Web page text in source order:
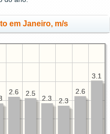
em Janeiro, m/s
3.1
2.6
2.3
2.3
2.5
2.6
3.1
2.6
2.3
2.3
2.5
2.6